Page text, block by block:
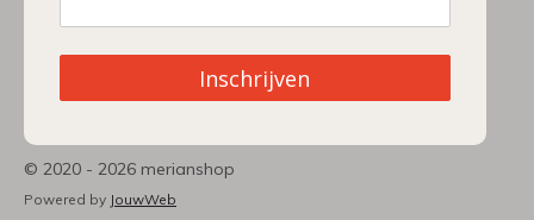
Inschrijven
© 2020 - 2026 merianshop
Powered by JouwWeb